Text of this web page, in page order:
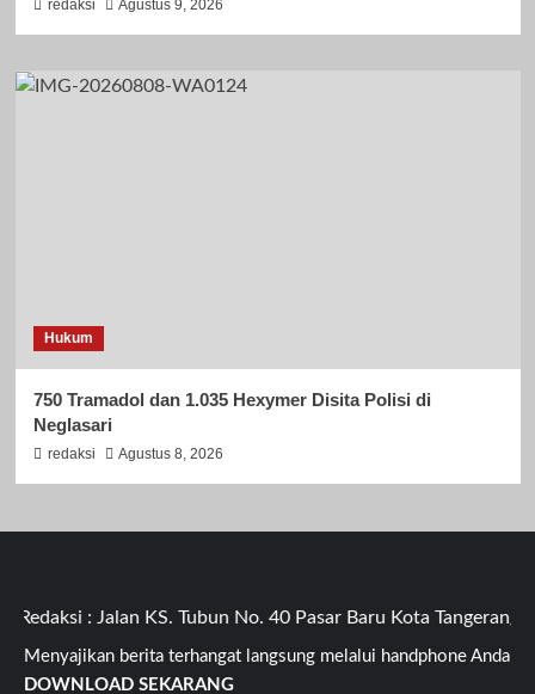
redaksi Agustus 9, 2026
Hukum
750 Tramadol dan 1.035 Hexymer Disita Polisi di
Neglasari
redaksi Agustus 8, 2026
: Jalan KS. Tubun No. 40 Pasar Baru Kota Tangerang
Menyajikan berita terhangat langsung melalui handphone Anda
DOWNLOAD SEKARANG